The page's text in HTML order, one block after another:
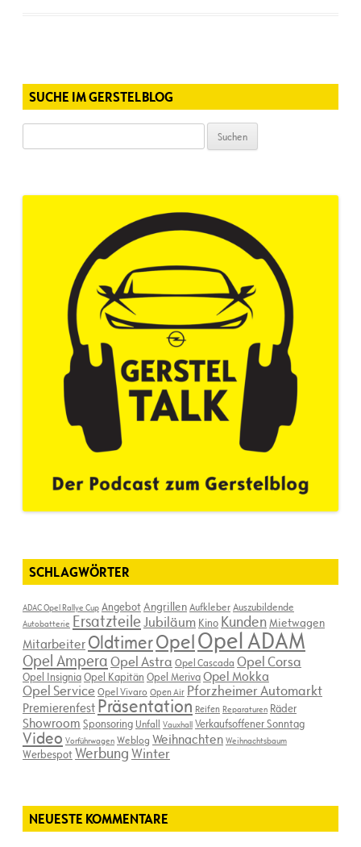
SUCHE IM GERSTELBLOG
SCHLAGWÖRTER
ADAC Opel Rallye Cup AngebotAngrillenAufkleberAuszubildende
Autobatterie ErsatzteileJubiläum Kino Kunden Mietwagen
Mitarbeiter OldtimerOpelOpel ADAM
Opel AmperaOpel Astra Opel Cascada Opel Corsa
Opel InsigniaOpel Kapitän Opel MerivaOpel Mokka
Opel ServiceOpel Vivaro Open Air Pforzheimer Automarkt
Premierenfest Präsentation Reifen Reparaturen Räder
Showroom Sponsoring Unfall Vauxhall Verkaufsoffener Sonntag
Video Vorführwagen Weblog Weihnachten Weihnachtsbaum
WerbespotWerbungWinter
NEUESTE KOMMENTARE